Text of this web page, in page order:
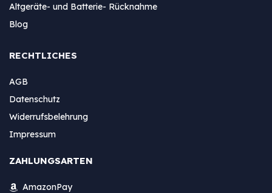
Altgeräte- und Batterie- Rücknahme
Blog
RECHTLICHES
AGB
Datenschutz
Widerrufsbelehrung
Impressum
ZAHLUNGSARTEN
AmazonPay